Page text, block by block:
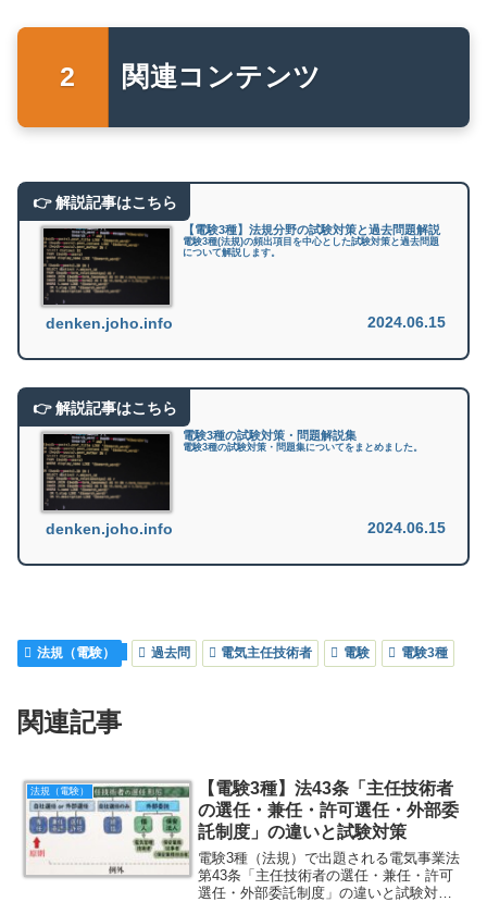
関連コンテンツ
【電験3種】法規分野の試験対策と過去問題解説
電験3種(法規)の頻出項目を中心とした試験対策と過去問題
について解説します。
denken.joho.info 2024.06.15
電験3種の試験対策・問題解説集
電験3種の試験対策・問題集についてをまとめました。
denken.joho.info 2024.06.15
法規（電験） 過去問 電気主任技術者 電験 電験3種
関連記事
法規（電験）
【電験3種】法43条「主任技術者
の選任・兼任・許可選任・外部委
託制度」の違いと試験対策
電験3種（法規）で出題される電気事業法
第43条「主任技術者の選任・兼任・許可
選任・外部委託制度」の違いと試験対